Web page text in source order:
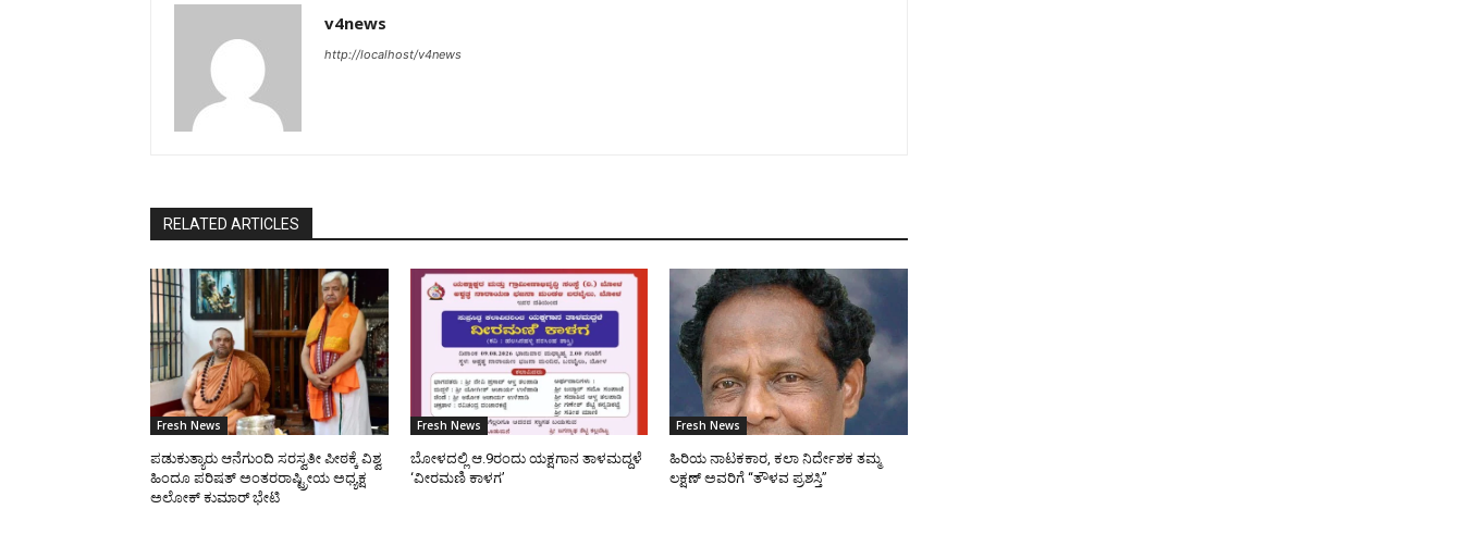
v4news
http://localhost/v4news
RELATED ARTICLES
Fresh News
ಪಡುಕುತ್ಯಾರು ಆನೆಗುಂದಿ ಸರಸ್ವತೀ ಪೀಠಕ್ಕೆ ವಿಶ್ವ
ಹಿಂದೂ ಪರಿಷತ್ ಅಂತರರಾಷ್ಟ್ರೀಯ ಅಧ್ಯಕ್ಷ
ಅಲೋಕ್ ಕುಮಾರ್ ಭೇಟಿ
Fresh News
ಬೋಳದಲ್ಲಿ ಆ.9ರಂದು ಯಕ್ಷಗಾನ ತಾಳಮದ್ದಳೆ
‘ವೀರಮಣಿ ಕಾಳಗ’
Fresh News
ಹಿರಿಯ ನಾಟಕಕಾರ, ಕಲಾ ನಿರ್ದೇಶಕ ತಮ್ಮ
ಲಕ್ಷಣ್ ಅವರಿಗೆ “ತೌಳವ ಪ್ರಶಸ್ತಿ”